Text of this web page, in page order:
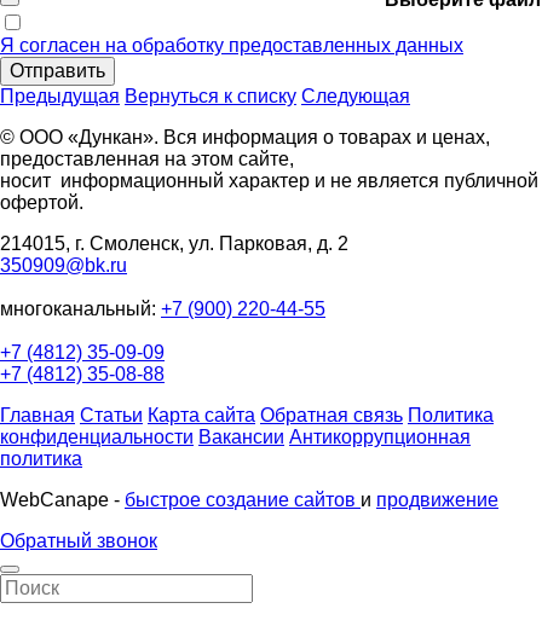
Я согласен на обработку предоставленных данных
Отправить
Предыдущая Вернуться к списку Следующая
© ООО «Дункан». Вся информация о товарах и ценах,
предоставленная на этом сайте,
носит информационный характер и не является публичной
офертой.
214015, г. Смоленск, ул. Парковая, д. 2
350909@bk.ru
многоканальный: +7 (900) 220-44-55
+7 (4812) 35-09-09
+7 (4812) 35-08-88
Главная Статьи Карта сайта Обратная связь Политика
конфиденциальности Вакансии Антикоррупционная
политика
WebCanape - быстрое создание сайтов и продвижение
Обратный звонок